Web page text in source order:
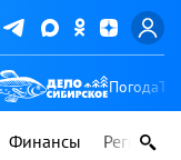
Погода
Финансы Регионы